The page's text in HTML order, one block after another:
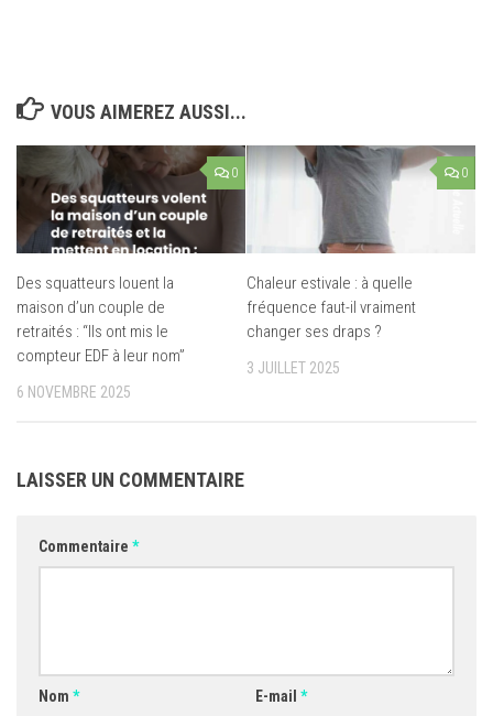
VOUS AIMEREZ AUSSI...
0
Des squatteurs louent la
maison d’un couple de
retraités : “Ils ont mis le
compteur EDF à leur nom”
6 NOVEMBRE 2025
0
Chaleur estivale : à quelle
fréquence faut-il vraiment
changer ses draps ?
3 JUILLET 2025
LAISSER UN COMMENTAIRE
Commentaire *
Nom * E-mail *